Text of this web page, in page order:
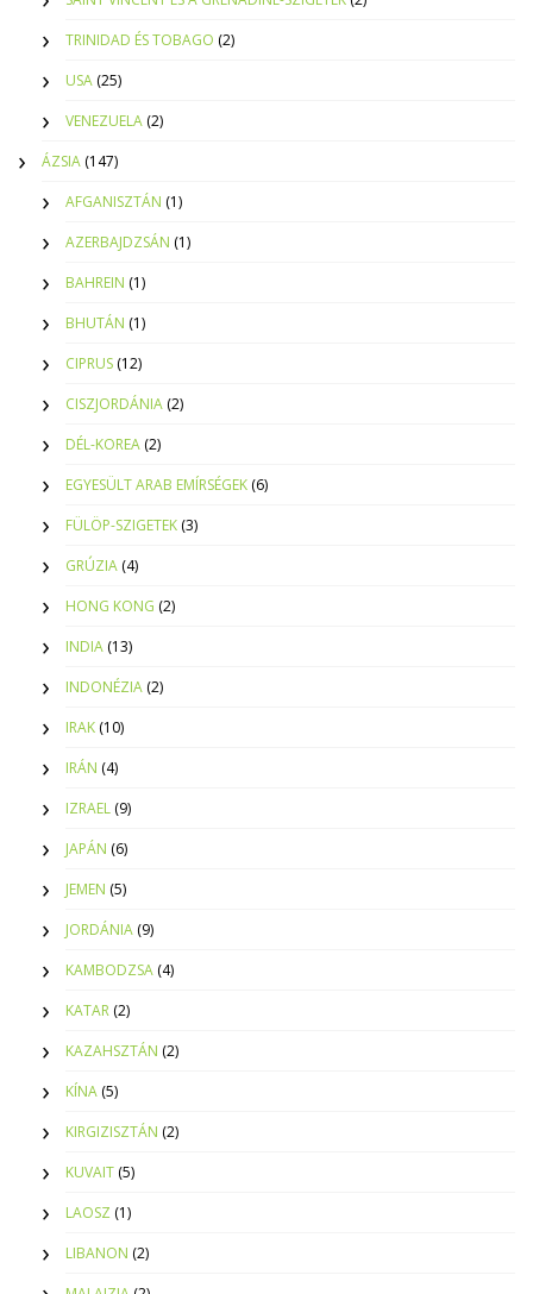
TRINIDAD ÉS TOBAGO (2)
USA (25)
VENEZUELA (2)
ÁZSIA (147)
AFGANISZTÁN (1)
AZERBAJDZSÁN (1)
BAHREIN (1)
BHUTÁN (1)
CIPRUS (12)
CISZJORDÁNIA (2)
DÉL-KOREA (2)
EGYESÜLT ARAB EMÍRSÉGEK (6)
FÜLÖP-SZIGETEK (3)
GRÚZIA (4)
HONG KONG (2)
INDIA (13)
INDONÉZIA (2)
IRAK (10)
IRÁN (4)
IZRAEL (9)
JAPÁN (6)
JEMEN (5)
JORDÁNIA (9)
KAMBODZSA (4)
KATAR (2)
KAZAHSZTÁN (2)
KÍNA (5)
KIRGIZISZTÁN (2)
KUVAIT (5)
LAOSZ (1)
LIBANON (2)